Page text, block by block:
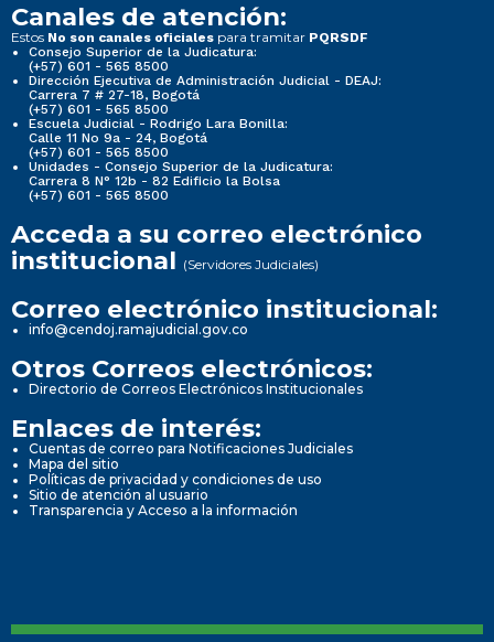
Canales de atención:
Estos No son canales oficiales para tramitar PQRSDF
Consejo Superior de la Judicatura:
(+57) 601 - 565 8500
Dirección Ejecutiva de Administración Judicial - DEAJ:
Carrera 7 # 27-18, Bogotá
(+57) 601 - 565 8500
Escuela Judicial - Rodrigo Lara Bonilla:
Calle 11 No 9a - 24, Bogotá
(+57) 601 - 565 8500
Unidades - Consejo Superior de la Judicatura:
Carrera 8 N° 12b - 82 Edificio la Bolsa
(+57) 601 - 565 8500
Acceda a su correo electrónico
institucional (Servidores Judiciales)
Correo electrónico institucional:
info@cendoj.ramajudicial.gov.co
Otros Correos electrónicos:
Directorio de Correos Electrónicos Institucionales
Enlaces de interés:
Cuentas de correo para Notificaciones Judiciales
Mapa del sitio
Políticas de privacidad y condiciones de uso
Sitio de atención al usuario
Transparencia y Acceso a la información